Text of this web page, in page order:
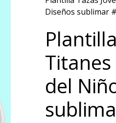
Diseños sublimar
del